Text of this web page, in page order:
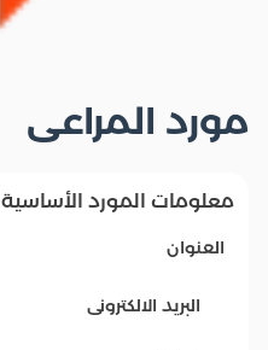
مورد المراعى
معلومات المورد الأساسية
العنوان
البريد الالكترونى